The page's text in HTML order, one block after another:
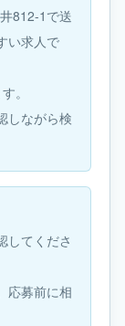
812-1で送
い求人で
。
しながら検
してくださ
応募前に相